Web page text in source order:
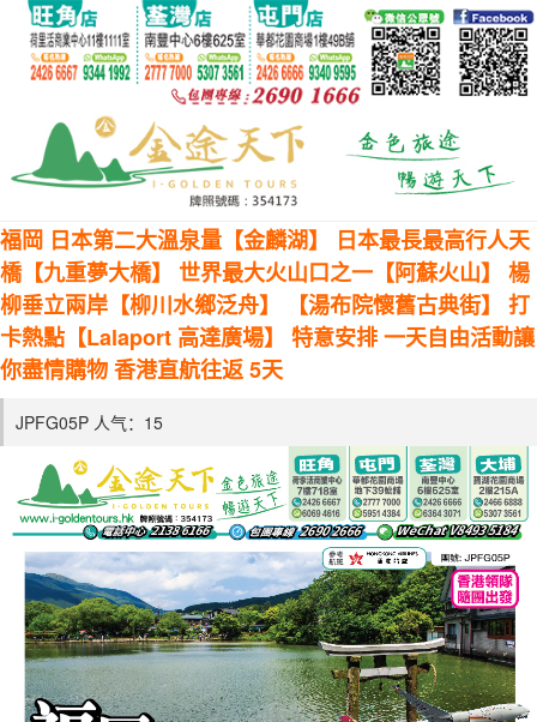
福岡 日本第二大溫泉量【金麟湖】 日本最長最高行人天
橋【九重夢大橋】 世界最大火山口之一【阿蘇火山】 楊
柳垂立兩岸【柳川水鄉泛舟】 【湯布院懷舊古典街】 打
卡熱點【Lalaport 高達廣場】 特意安排 一天自由活動讓
你盡情購物 香港直航往返 5天
JPFG05P 人气： 15